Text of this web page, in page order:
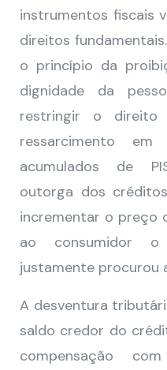
instrumentos fiscais
direitos
o princípio da
dignidade da
restringir o direito
ressarcimento
acumulados de
outorga dos
incrementar o preço
ao consumidor
justamente procurou
A desventura
saldo credor do
compensação